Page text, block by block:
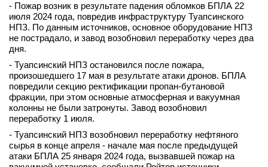
- Пожар возник в результате падения обломков БПЛА 22
июля 2024 года, повредив инфраструктуру Туапсинского
НПЗ. По данным источников, основное оборудование НПЗ
не пострадало, и завод возобновил переработку через два
дня.
- Туапсинский НПЗ остановился после пожара,
произошедшего 17 мая в результате атаки дронов. БПЛА
повредили секцию ректификации пропан-бутановой
фракции, при этом основные атмосферная и вакуумная
колонны не были затронуты. Завод возобновил
переработку 1 июля.
- Туапсинский НПЗ возобновил переработку нефтяного
сырья в конце апреля - начале мая после предыдущей
атаки БПЛА 25 января 2024 года, вызвавшей пожар на